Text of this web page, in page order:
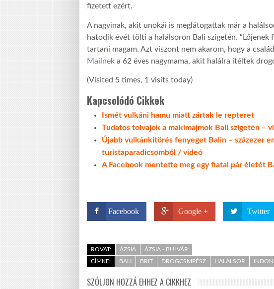
fizetett ezért.
A nagyinak, akit unokái is meglátogattak már a
hatodik évét tölti a halálsoron Bali szigetén. “Lőjenek
tartani magam. Azt viszont nem akarom, hogy a
Mailnek a 62 éves nagymama, akit halálra ítéltek
(Visited 5 times, 1 visits today)
Kapcsolódó Cikkek
Ismét vulkáni hamu miatt zártak le repteret
Tudatos tolvajok a makimajmok Bali szigetén –
Újabb vulkánkitörés fenyeget Balin – százezer
turistaparadicsomból / videó
A Facebook mentette meg egy fiatal pár életét
Facebook Google + Twitter
ROVAT: ÁZSIA
ÁZSIA - BULVÁR
CÍMKE:
BALI BRIT DROGCSMPÉSZ HALÁLSOR
SZÓLJON HOZZÁ EHHEZ A CIKKHEZ